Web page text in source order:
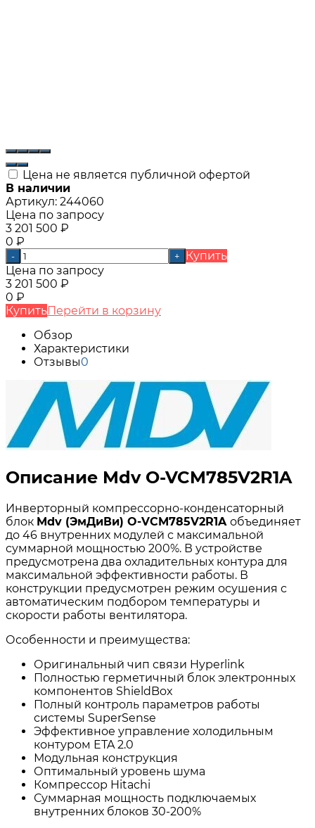
Цена не является публичной офертой
В наличии
Артикул: 244060
Цена по запросу
3 201 500 ₽
0 ₽
- +
Купить
Цена по запросу
3 201 500 ₽
0 ₽
КупитьПерейти в корзину
Обзор
Характеристики
Отзывы0
Описание Mdv O-VCM785V2R1A
Инверторный компрессорно-конденсаторный
блок Mdv (ЭмДиВи) O-VCM785V2R1A объединяет
до 46 внутренних модулей с максимальной
суммарной мощностью 200%. В устройстве
предусмотрена два охладительных контура для
максимальной эффективности работы. В
конструкции предусмотрен режим осушения с
автоматическим подбором температуры и
скорости работы вентилятора.
Особенности и преимущества:
Оригинальный чип связи Hyperlink
Полностью герметичный блок электронных
компонентов ShieldBox
Полный контроль параметров работы
системы SuperSense
Эффективное управление холодильным
контуром ETA 2.0
Модульная конструкция
Оптимальный уровень шума
Компрессор Hitachi
Суммарная мощность подключаемых
внутренних блоков 30-200%